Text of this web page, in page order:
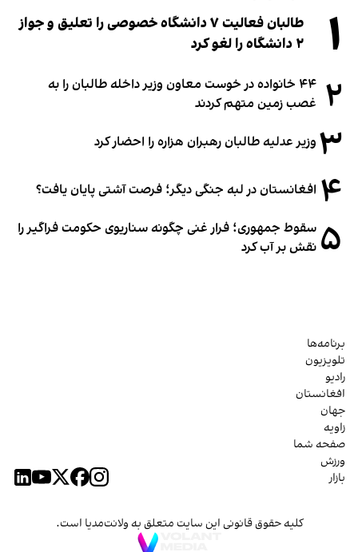
۱
طالبان فعالیت ۷ دانشگاه خصوصی را تعلیق و جواز
۲ دانشگاه را لغو کرد
۲
۴۴ خانواده در خوست معاون وزیر داخله طالبان را به
غصب زمین متهم کردند
۳ وزیر عدلیه طالبان رهبران هزاره را احضار کرد
۴ افغانستان در لبه جنگی دیگر؛ فرصت آشتی پایان یافت؟
۵ سقوط جمهوری؛ فرار غنی چگونه سناریوی حکومت فراگیر را
نقش بر آب کرد
برنامه‌ها
تلویزیون
رادیو
افغانستان
جهان
زاویه
صفحه شما
ورزش
بازار
کلیه حقوق قانونی این سایت متعلق به ولانت‌مدیا است.